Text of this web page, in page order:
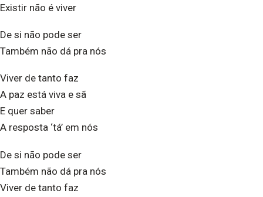
Existir não é viver
De si não pode ser
Também não dá pra nós
Viver de tanto faz
A paz está viva e sã
E quer saber
A resposta ‘tá’ em nós
De si não pode ser
Também não dá pra nós
Viver de tanto faz